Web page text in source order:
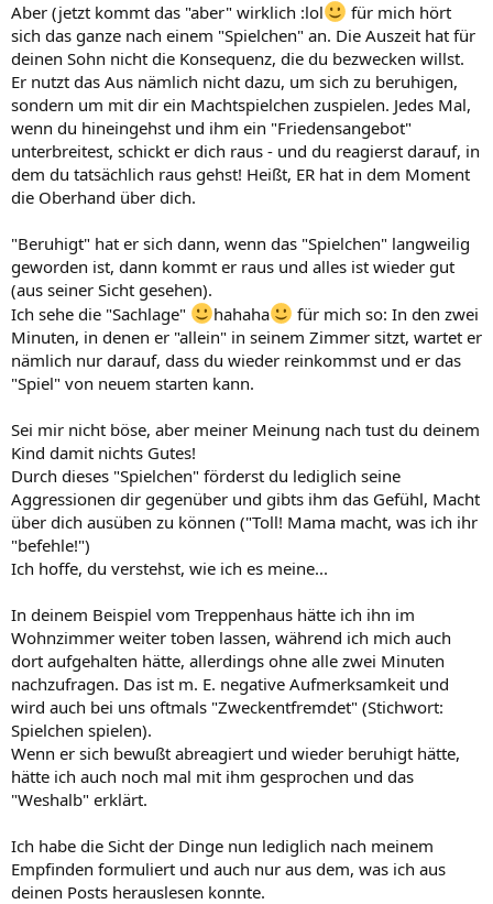
Aber (jetzt kommt das "aber" wirklich :lol
für mich hört
sich das ganze nach einem "Spielchen" an. Die Auszeit hat für
deinen Sohn nicht die Konsequenz, die du bezwecken willst.
Er nutzt das Aus nämlich nicht dazu, um sich zu beruhigen,
sondern um mit dir ein Machtspielchen zuspielen. Jedes Mal,
wenn du hineingehst und ihm ein "Friedensangebot"
unterbreitest, schickt er dich raus - und du reagierst darauf, in
dem du tatsächlich raus gehst! Heißt, ER hat in dem Moment
die Oberhand über dich.
"Beruhigt" hat er sich dann, wenn das "Spielchen" langweilig
geworden ist, dann kommt er raus und alles ist wieder gut
(aus seiner Sicht gesehen).
Ich sehe die "Sachlage"
hahaha
für mich so: In den zwei
Minuten, in denen er "allein" in seinem Zimmer sitzt, wartet er
nämlich nur darauf, dass du wieder reinkommst und er das
"Spiel" von neuem starten kann.
Sei mir nicht böse, aber meiner Meinung nach tust du deinem
Kind damit nichts Gutes!
Durch dieses "Spielchen" förderst du lediglich seine
Aggressionen dir gegenüber und gibts ihm das Gefühl, Macht
über dich ausüben zu können ("Toll! Mama macht, was ich ihr
"befehle!")
Ich hoffe, du verstehst, wie ich es meine...
In deinem Beispiel vom Treppenhaus hätte ich ihn im
Wohnzimmer weiter toben lassen, während ich mich auch
dort aufgehalten hätte, allerdings ohne alle zwei Minuten
nachzufragen. Das ist m. E. negative Aufmerksamkeit und
wird auch bei uns oftmals "Zweckentfremdet" (Stichwort:
Spielchen spielen).
Wenn er sich bewußt abreagiert und wieder beruhigt hätte,
hätte ich auch noch mal mit ihm gesprochen und das
"Weshalb" erklärt.
Ich habe die Sicht der Dinge nun lediglich nach meinem
Empfinden formuliert und auch nur aus dem, was ich aus
deinen Posts herauslesen konnte.